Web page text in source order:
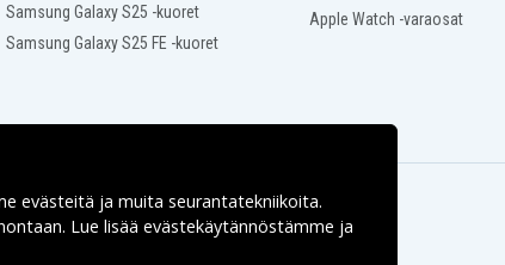
Samsung Galaxy S25 -kuoret
Samsung Galaxy S25 FE -kuoret
Apple Watch -varaosat
evästeitä ja muita seurantatekniikoita.
Lue lisää evästekäytännöstämme ja